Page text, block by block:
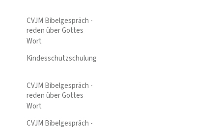
CVJM Bibelgespräch -
reden über Gottes
Wort
Kindesschutzschulung
CVJM Bibelgespräch -
reden über Gottes
Wort
CVJM Bibelgespräch -